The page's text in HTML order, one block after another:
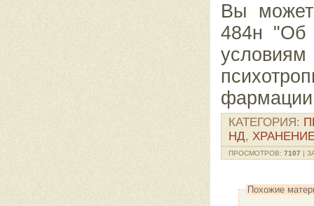
Вы
484н "Об
КАТЕГОРИЯ:
НД,
ПРОСМОТРОВ: 7107 |
Похожие